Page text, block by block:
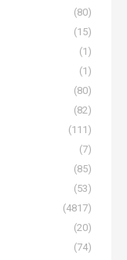
(80)
(15)
(1)
(1)
(80)
(82)
(111)
(7)
(85)
(53)
(4817)
(20)
(74)